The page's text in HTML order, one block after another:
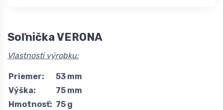
Soľnička VERONA
Vlastnosti výrobku:
Priemer:
53 mm
Výška:
75 mm
Hmotnosť: 75 g